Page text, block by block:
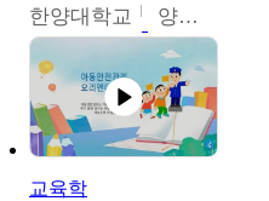
한양대학교 양철수
교육학